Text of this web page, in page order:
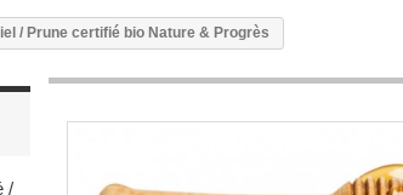
/ Prune certifié bio Nature & Progrès
/